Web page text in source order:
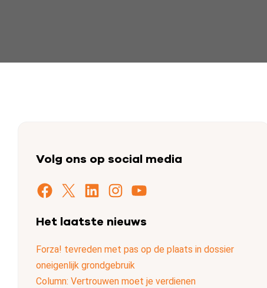
Volg ons op social media
Facebook X LinkedIn Instagram YouTube
Het laatste nieuws
Forza! tevreden met pas op de plaats in dossier
oneigenlijk grondgebruik
Column: Vertrouwen moet je verdienen